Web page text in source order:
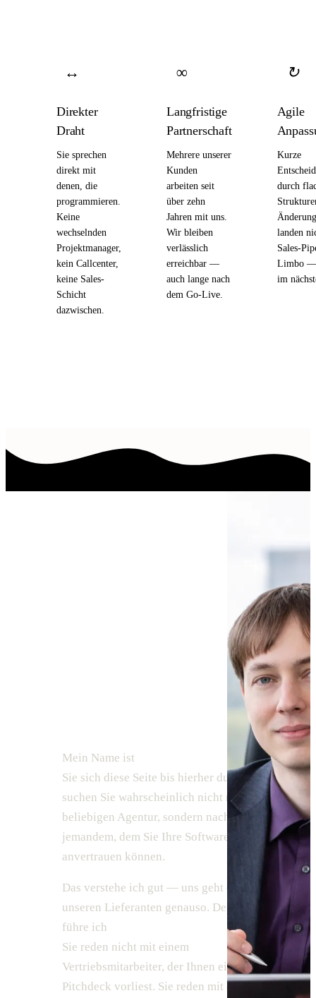
↔
Direkter
Draht
Sie sprechen
direkt mit
denen, die
programmieren.
Keine
wechselnden
Projektmanager,
kein Callcenter,
keine Sales-
Schicht
dazwischen.
∞
Langfristige
Partnerschaft
Mehrere unserer
Kunden
arbeiten seit
über zehn
Jahren mit uns.
Wir bleiben
verlässlich
erreichbar —
auch lange nach
dem Go-Live.
↻
Agile
Kurze
durch
landen
Sales-
Limbo —
im
landen, suchen
Mein Name ist
. Wenn
Sie sich diese Seite bis hierher durchlesen,
suchen Sie wahrscheinlich nicht nach einer
beliebigen Agentur, sondern nach
jemandem, dem Sie Ihre Software wirklich
anvertrauen können.
Das verstehe ich gut — uns geht es bei
unseren Lieferanten genauso. Deswegen
führe ich
jedes Erstgespräch persönlich
Sie reden nicht mit einem
Vertriebsmitarbeiter, der Ihnen ein
Pitchdeck vorliest. Sie reden mit dem, der